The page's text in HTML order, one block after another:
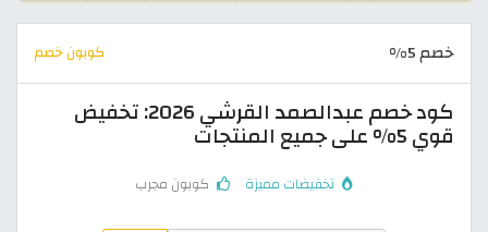
خصم 5% كوبون خصم
كود خصم عبدالصمد القرشي 2026: تخفيض
قوي 5% على جميع المنتجات
تخفيضات مميزة كوبون مجرب